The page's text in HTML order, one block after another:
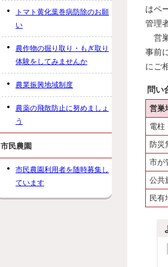
はペ
管理
営
事前
にご
問い
営巣
電柱
防災
市が
公共
民有
トマト黄化葉巻病防除のお願
い
農作物の掘り取り・もぎ取り
体験をしてみませんか
農業振興地域制度
農薬の飛散防止に努めましょ
う
市民農園
市民農園利用者を随時募集し
ています